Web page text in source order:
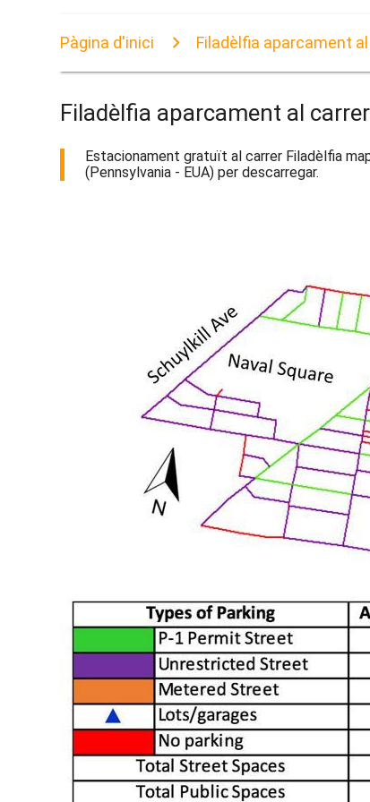
Pàgina d'inici Filadèlfia aparcament
Filadèlfia aparcament al
Estacionament gratuït al carrer Filadèlfia
(Pennsylvania - EUA) per descarregar.